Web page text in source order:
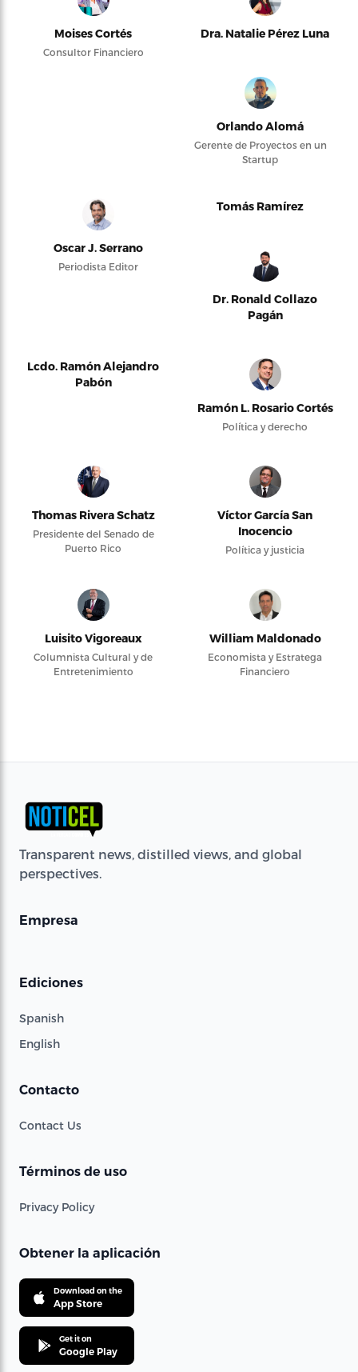
Moises Cortés
Consultor Financiero
Dra. Natalie Pérez Luna
Orlando Alomá
Gerente de Proyectos en un
Startup
Oscar J. Serrano
Periodista Editor
Tomás Ramírez
Dr. Ronald Collazo
Pagán
Lcdo. Ramón Alejandro
Pabón
Ramón L. Rosario Cortés
Política y derecho
Thomas Rivera Schatz
Presidente del Senado de
Puerto Rico
Víctor García San
Inocencio
Política y justicia
Luisito Vigoreaux
Columnista Cultural y de
Entretenimiento
William Maldonado
Economista y Estratega
Financiero
Transparent news, distilled views, and global
perspectives.
Empresa
Ediciones
Spanish
English
Contacto
Contact Us
Términos de uso
Privacy Policy
Obtener la aplicación
Download on the
App Store
Get it on
Google Play